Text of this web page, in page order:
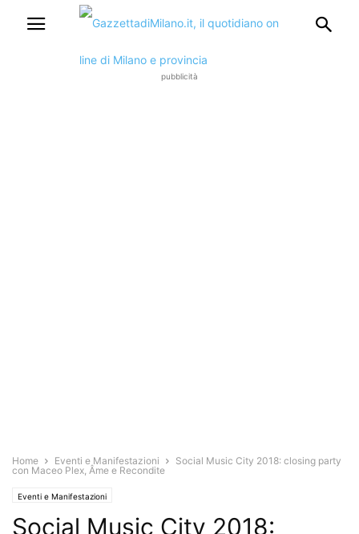
pubblicità
Home Eventi e Manifestazioni
Social Music City 2018: closing party
con Maceo Plex, Âme e Recondite
Eventi e Manifestazioni
Social Music City 2018: